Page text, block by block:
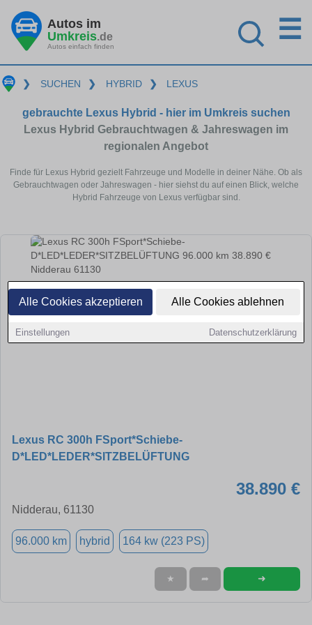
Alle Cookies akzeptieren Alle Cookies ablehnen
Einstellungen Datenschutzerklärung
Autos im
Umkreis.de
Autos einfach finden
☰
❯ SUCHEN ❯ HYBRID ❯ LEXUS
gebrauchte Lexus Hybrid - hier im Umkreis suchen
Lexus Hybrid Gebrauchtwagen & Jahreswagen im
regionalen Angebot
Finde für Lexus Hybrid gezielt Fahrzeuge und Modelle in deiner Nähe. Ob als
Gebrauchtwagen oder Jahreswagen - hier siehst du auf einen Blick, welche
Hybrid Fahrzeuge von Lexus verfügbar sind.
Lexus RC 300h FSport*Schiebe-
D*LED*LEDER*SITZBELÜFTUNG
38.890 €
Nidderau, 61130
96.000 km hybrid 164 kw (223 PS)
★ ➦ ➜